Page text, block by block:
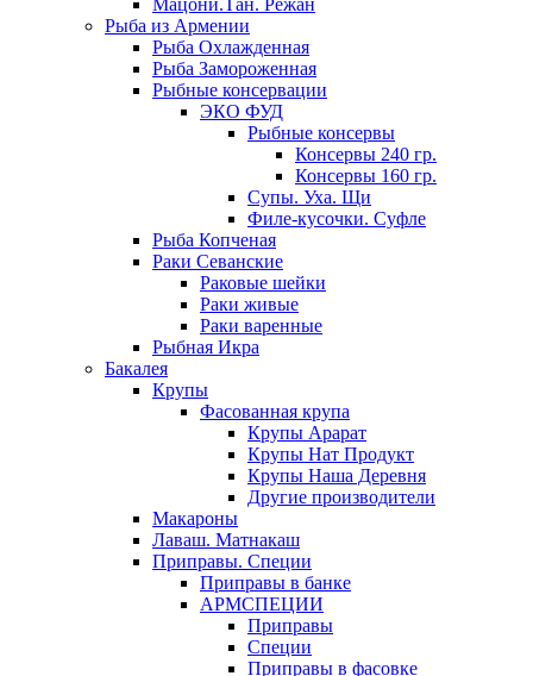
Мацони.Тан. Режан
Рыба из Армении
Рыба Охлажденная
Рыба Замороженная
Рыбные консервации
ЭКО ФУД
Рыбные консервы
Консервы 240 гр.
Консервы 160 гр.
Супы. Уха. Щи
Филе-кусочки. Суфле
Рыба Копченая
Раки Севанские
Раковые шейки
Раки живые
Раки варенные
Рыбная Икра
Бакалея
Крупы
Фасованная крупа
Крупы Арарат
Крупы Нат Продукт
Крупы Наша Деревня
Другие производители
Макароны
Лаваш. Матнакаш
Приправы. Специи
Приправы в банке
АРМСПЕЦИИ
Приправы
Специи
Приправы в фасовке